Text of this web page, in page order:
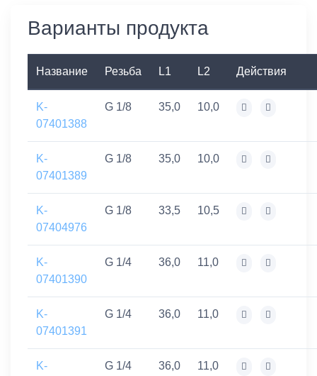
Варианты продукта
Название Резьба L1 L2 Действия
K-
07401388
G 1/8 35,0 10,0
K-
07401389
G 1/8 35,0 10,0
K-
07404976
G 1/8 33,5 10,5
K-
07401390
G 1/4 36,0 11,0
K-
07401391
G 1/4 36,0 11,0
K-
G 1/4 36,0 11,0